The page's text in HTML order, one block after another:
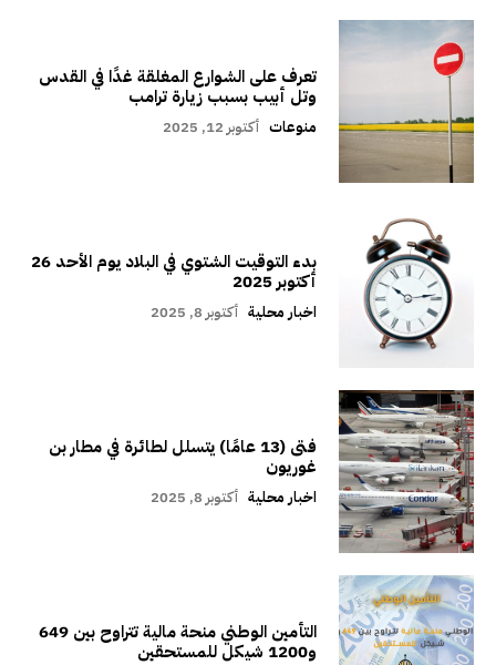
تعرف على الشوارع المغلقة غدًا في القدس
وتل أبيب بسبب زيارة ترامب
منوعات أكتوبر 12, 2025
بدء التوقيت الشتوي في البلاد يوم الأحد 26
أكتوبر 2025
اخبار محلية أكتوبر 8, 2025
فتى (13 عامًا) يتسلل لطائرة في مطار بن
غوريون
اخبار محلية أكتوبر 8, 2025
التأمين الوطني منحة مالية تتراوح بين 649
و1200 شيكل للمستحقين